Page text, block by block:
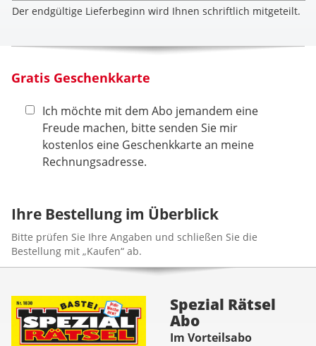
Der endgültige Lieferbeginn wird Ihnen schriftlich mitgeteilt.
Gratis Geschenkkarte
Ich möchte mit dem Abo jemandem eine
Freude machen, bitte senden Sie mir
kostenlos eine Geschenkkarte an meine
Rechnungsadresse.
Ihre Bestellung im Überblick
Bitte prüfen Sie Ihre Angaben und schließen Sie die
Bestellung mit „Kaufen“ ab.
Spezial Rätsel
Abo
Im Vorteilsabo